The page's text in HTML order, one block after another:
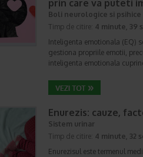
prin care va puteti
Boli neurologice si psihice
Timp de citire: 4 minute, 39
Inteligenta emotionala (EQ)
gestiona propriile emotii,
inteligenta emotionala
Enurezis: cauze,
Sistem urinar
Timp de citire: 4 minute, 32
Enurezisul este termenul